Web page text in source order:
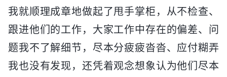
我就顺理成章地做起了甩手掌柜，从不检查、
跟进他们的工作，大家工作中存在的偏差、问
题我不了解细节，尽本分疲疲沓沓、应付糊弄
我也没有发现，还凭着观念想象认为他们尽本